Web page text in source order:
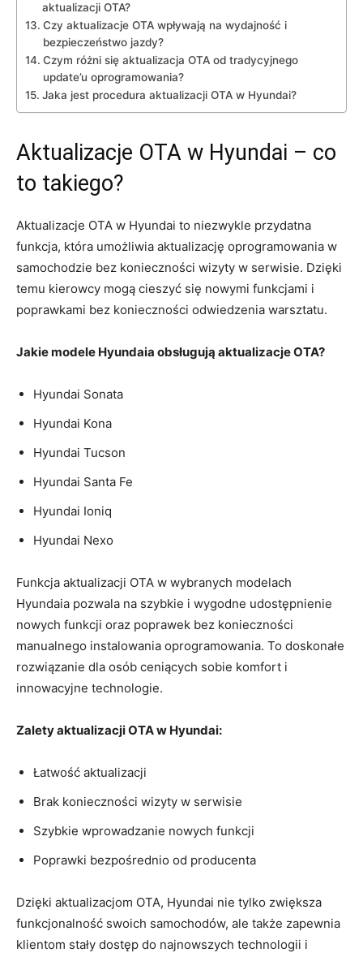
aktualizacji OTA?
Czy⁤ aktualizacje OTA⁤ wpływają‍ na wydajność ⁤i
⁤bezpieczeństwo jazdy?
Czym ‍różni ‍się aktualizacja ​OTA od tradycyjnego
update’u oprogramowania?
Jaka jest procedura aktualizacji OTA w Hyundai?
Aktualizacje OTA w Hyundai –​ co
to takiego?
Aktualizacje OTA w Hyundai to niezwykle przydatna
funkcja, która umożliwia aktualizację oprogramowania w
samochodzie bez konieczności wizyty w serwisie. Dzięki ​
temu ​kierowcy mogą cieszyć się nowymi funkcjami i
‌poprawkami bez konieczności odwiedzenia warsztatu.
Jakie modele Hyundaia obsługują aktualizacje⁣ OTA?
Hyundai Sonata
Hyundai Kona
Hyundai Tucson
Hyundai Santa Fe
Hyundai⁤ Ioniq
Hyundai Nexo
Funkcja aktualizacji ⁢OTA w wybranych modelach
Hyundaia pozwala na ​szybkie i ‌wygodne ‍udostępnienie
nowych funkcji oraz poprawek bez konieczności
⁤manualnego instalowania oprogramowania. To doskonałe‍
rozwiązanie dla osób ceniących sobie komfort i
innowacyjne technologie.
Zalety⁤ aktualizacji OTA ⁢w Hyundai:
Łatwość aktualizacji
Brak konieczności ⁢wizyty w ⁢serwisie
Szybkie wprowadzanie nowych funkcji
Poprawki bezpośrednio od producenta
Dzięki aktualizacjom OTA, Hyundai nie tylko ‍zwiększa
funkcjonalność swoich samochodów, ale także⁣ zapewnia
klientom stały dostęp do⁣ najnowszych technologii i‍